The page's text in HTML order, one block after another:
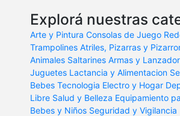
Explorá nuestras
Arte y Pintura Consolas de Juego
Trampolines Atriles, Pizarras y
Animales Saltarines Armas y
Juguetes Lactancia y Alimentacion
Bebes Tecnologia Electro y Hogar
Libre Salud y Belleza Equipamiento
Bebes y Niños Seguridad y Vigilancia